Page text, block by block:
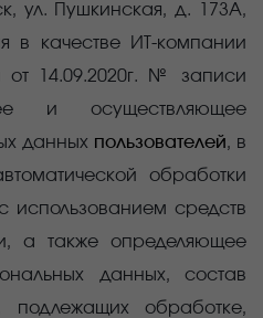
ул. Пушкинская, д. 173А,
в качестве ИТ-компании
14.09.2020г. № записи
и
осуществляющее
данных пользователей, в
обработки
использованием средств
а также определяющее
данных, состав
подлежащих обработке,